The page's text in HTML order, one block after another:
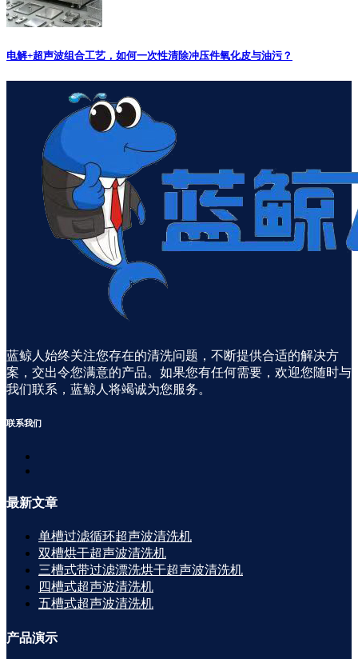
电解+超声波组合工艺，如何一次性清除冲压件氧化皮与油污？
蓝鲸人始终关注您存在的清洗问题，不断提供合适的解决方
案，交出令您满意的产品。如果您有任何需要，欢迎您随时与
我们联系，蓝鲸人将竭诚为您服务。
联系我们
最新文章
单槽过滤循环超声波清洗机
双槽烘干超声波清洗机
三槽式带过滤漂洗烘干超声波清洗机
四槽式超声波清洗机
五槽式超声波清洗机
产品演示